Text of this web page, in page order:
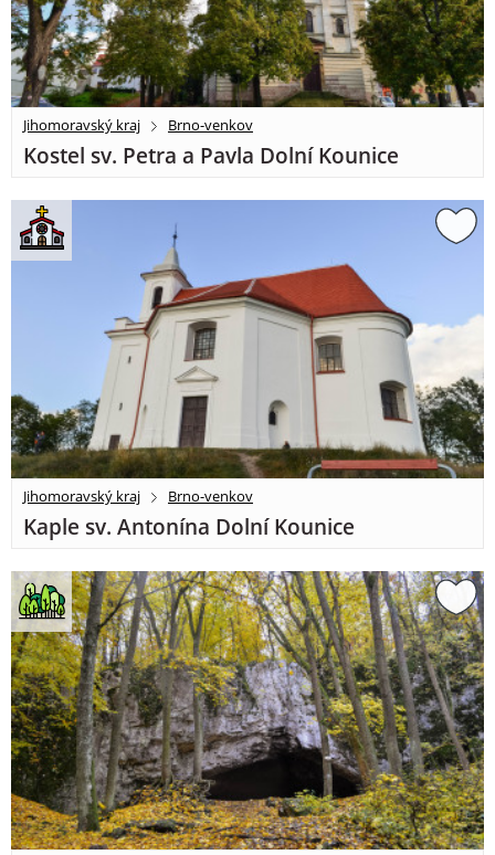
Jihomoravský kraj Brno-venkov
Kostel sv. Petra a Pavla Dolní Kounice
Jihomoravský kraj Brno-venkov
Kaple sv. Antonína Dolní Kounice